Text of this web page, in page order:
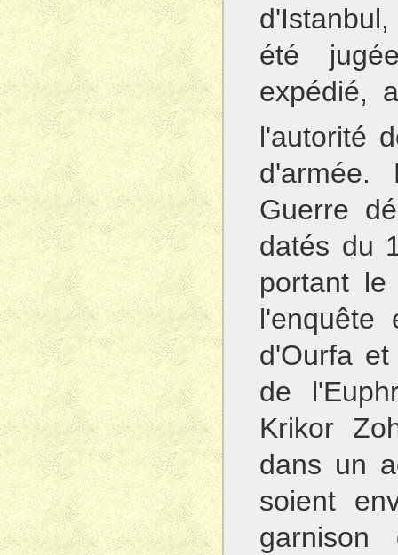
été
expédié,
l'autorité
Guerre
datés du
portant
d'Ourfa
de
Krikor
dans un
soient